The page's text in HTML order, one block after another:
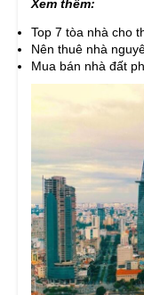
Xem thêm:
Top 7 tòa nhà cho
Nên thuê nhà
Mua bán nhà đất